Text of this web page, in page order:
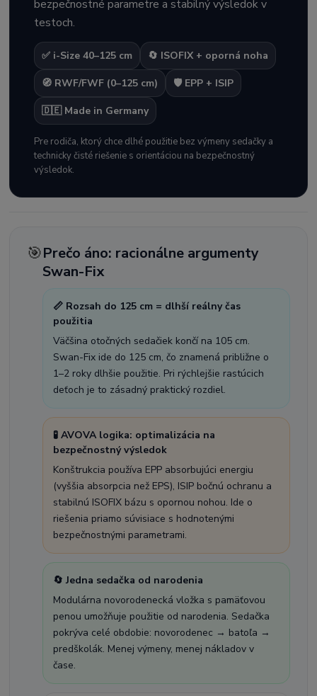
bezpečnostné parametre a stabilný výsledok v
testoch.
✅ i-Size 40–125 cm 🔄 ISOFIX + oporná noha
🧭 RWF/FWF (0–125 cm) 🛡️ EPP + ISIP
🇩🇪 Made in Germany
Pre rodiča, ktorý chce dlhé použitie bez výmeny sedačky a
technicky čisté riešenie s orientáciou na bezpečnostný
výsledok.
🎯Prečo áno: racionálne argumenty
Swan-Fix
📏 Rozsah do 125 cm = dlhší reálny čas
použitia
Väčšina otočných sedačiek končí na 105 cm.
Swan-Fix ide do 125 cm, čo znamená približne o
1–2 roky dlhšie použitie. Pri rýchlejšie rastúcich
deťoch je to zásadný praktický rozdiel.
🧪 AVOVA logika: optimalizácia na
bezpečnostný výsledok
Konštrukcia používa EPP absorbujúci energiu
(vyššia absorpcia než EPS), ISIP bočnú ochranu a
stabilnú ISOFIX bázu s opornou nohou. Ide o
riešenia priamo súvisiace s hodnotenými
bezpečnostnými parametrami.
🔄 Jedna sedačka od narodenia
Modulárna novorodenecká vložka s pamäťovou
penou umožňuje použitie od narodenia. Sedačka
pokrýva celé obdobie: novorodenec → batoľa →
predškolák. Menej výmeny, menej nákladov v
čase.